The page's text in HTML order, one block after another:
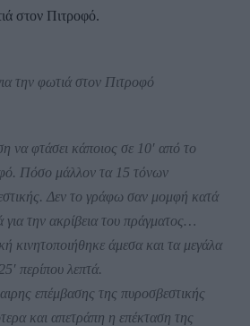
στον Πιτροφό.
την φωτιά στον Πιτροφό
να φτάσει κάποιος σε 10′ από το
Πόσο μάλλον τα 15 τόνων
Δεν το γράφω σαν μομφή κατά
για την ακρίβεια του πράγματος…
κινητοποιήθηκε άμεσα και τα μεγάλα
περίπου λεπτά.
επέμβασης της πυροσβεστικής
και απετράπη η επέκταση της